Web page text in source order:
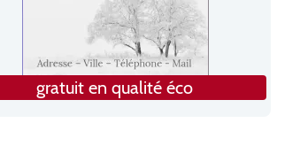
gratuit en qualité éco